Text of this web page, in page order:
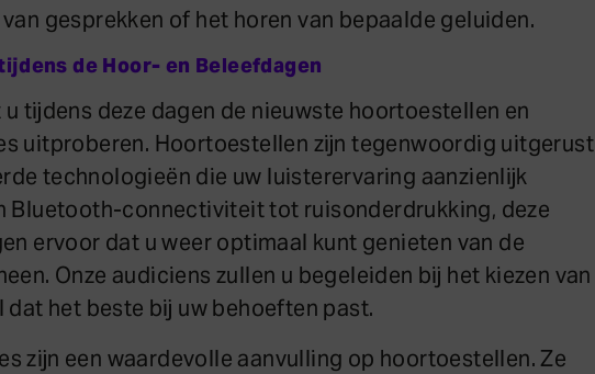
gesprekken of het horen van bepaalde geluiden.
de Hoor- en Beleefdagen
tijdens deze dagen de nieuwste hoortoestellen en
uitproberen. Hoortoestellen zijn tegenwoordig uitgerust
technologieën die uw luisterervaring aanzienlijk
Bluetooth-connectiviteit tot ruisonderdrukking, deze
ervoor dat u weer optimaal kunt genieten van de
Onze audiciens zullen u begeleiden bij het kiezen van
het beste bij uw behoeften past.
zijn een waardevolle aanvulling op hoortoestellen. Ze